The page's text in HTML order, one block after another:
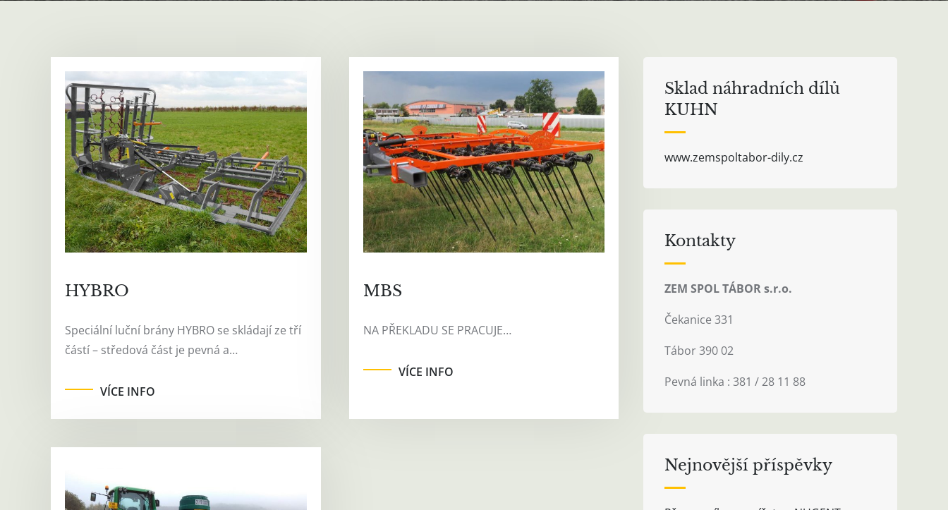
HYBRO
Speciální luční brány HYBRO se skládají ze tří
částí – středová část je pevná a…
VÍCE INFO
MBS
NA PŘEKLADU SE PRACUJE…
VÍCE INFO
Sklad náhradních dílů
KUHN
www.zemspoltabor-dily.cz
Kontakty
ZEM SPOL TÁBOR s.r.o.
Čekanice 331
Tábor 390 02
Pevná linka : 381 / 28 11 88
Nejnovější příspěvky